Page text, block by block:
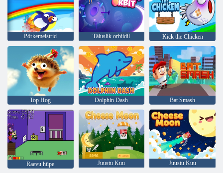
Põrkemeistrid Täiuslik orbiidil Kick the Chicken
Top Hog Dolphin Dash Bat Smash
Raevu hüpe Juustu Kuu Juustu Kuu